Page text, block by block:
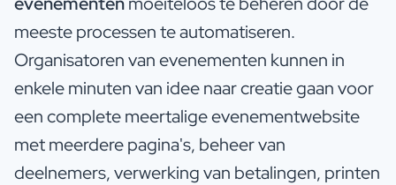
meeste processen te automatiseren.
Organisatoren van evenementen kunnen in
enkele minuten van idee naar creatie gaan voor
een complete meertalige evenementwebsite
met meerdere pagina's, beheer van
deelnemers, verwerking van betalingen, printen